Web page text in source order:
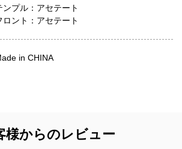
ンプル：アセテート
ロント：アセテート
in CHINA
様からのレビュー